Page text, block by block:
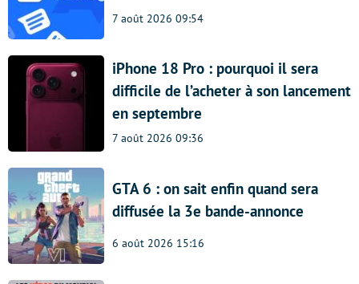
7 août 2026 09:54
iPhone 18 Pro : pourquoi il sera
difficile de l’acheter à son lancement
en septembre
7 août 2026 09:36
GTA 6 : on sait enfin quand sera
diffusée la 3e bande-annonce
6 août 2026 15:16